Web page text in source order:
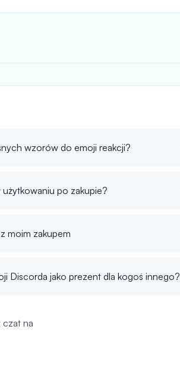
wzorów do emoji reakcji?
po zakupie?
moim zakupem
Discorda jako prezent dla kogoś innego?
na